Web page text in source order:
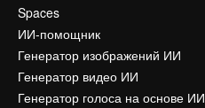
Spaces
ИИ-помощник
Генератор изображений ИИ
Генератор видео ИИ
Генератор голоса на основе ИИ